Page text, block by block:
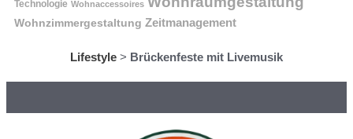
Technologie Wohnaccessoires
Wohnzimmergestaltung Zeitmanagement
Lifestyle > Brückenfeste mit Livemusik